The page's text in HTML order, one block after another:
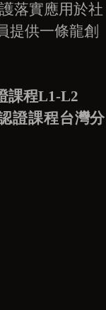
落實應用於社
提供一條龍創
課程L1-L2
證課程台灣分